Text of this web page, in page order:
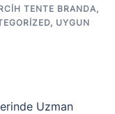
TENTE BRANDA,
, UYGUN
Uzman